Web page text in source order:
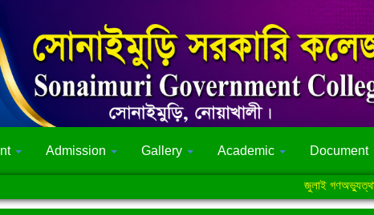
Admission Gallery Academic Document
জুলাই গণঅভ্যুত্থান